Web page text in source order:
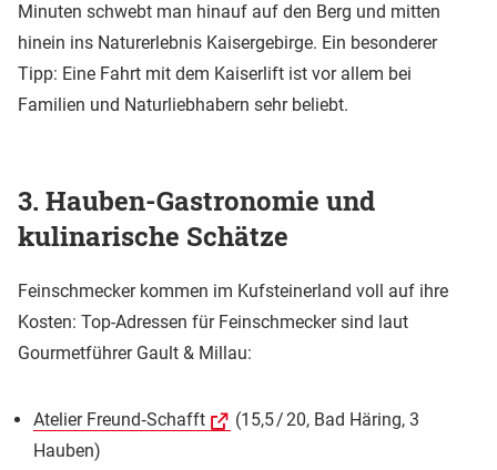
Minuten schwebt man hinauf auf den Berg und mitten
hinein ins Naturerlebnis Kaisergebirge. Ein besonderer
Tipp: Eine Fahrt mit dem Kaiserlift ist vor allem bei
Familien und Naturliebhabern sehr beliebt.
3. Hauben-Gastronomie und
kulinarische Schätze
Feinschmecker kommen im Kufsteinerland voll auf ihre
Kosten: Top-Adressen für Feinschmecker sind laut
Gourmetführer Gault & Millau:
Atelier Freund‑Schafft
(15,5 / 20, Bad Häring, 3
Hauben)